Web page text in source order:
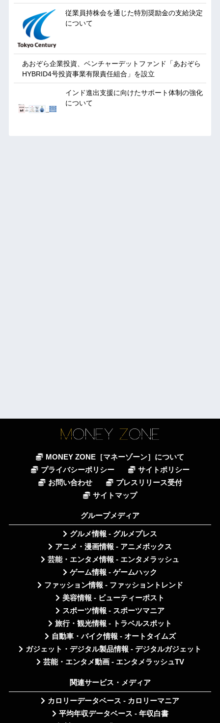
従業員持株会を通じた特別奨励金の支給決定
について
あおぞら企業投資、ベンチャーデットファンド「あおぞら
HYBRID4号投資事業有限責任組合」を設立
インド進出支援に向けたサポート体制の強化
について
MONEY ZONE［マネーゾーン］について
プライバシーポリシー
サイトポリシー
お問い合わせ
プレスリリース受付
サイトマップ
グループメディア
グルメ情報 - グルメプレス
アニメ・漫画情報 - アニメボックス
芸能・エンタメ情報 - エンタメラッシュ
ゲーム情報 - ゲームハック
ファッション情報 - ファッショントレンド
美容情報 - ビューティーポスト
スポーツ情報 - スポーツマニア
旅行・観光情報 - トラベルスポット
自動車・バイク情報 - オートタイムズ
ガジェット・デジタル製品情報 - デジタルガジェット
芸能・エンタメ動画 - エンタメラッシュTV
関連サービス・メディア
カロリーデータベース - カロリーマニア
平均年収データベース - 年収白書